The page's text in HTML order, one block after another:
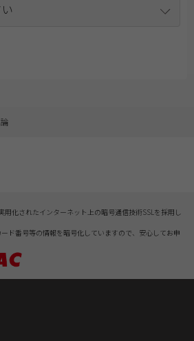
用化されたインターネット上の暗号通信技術SSLを採用し
ド番号等の情報を暗号化していますので、安心してお申